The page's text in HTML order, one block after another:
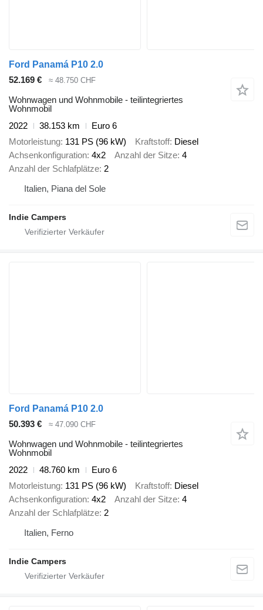
Ford Panamá P10 2.0
52.169 €
≈ 48.750 CHF
Wohnwagen und Wohnmobile - teilintegriertes
Wohnmobil
2022
38.153 km
Euro 6
Motorleistung 131 PS (96 kW) Kraftstoff Diesel
Achsenkonfiguration 4x2 Anzahl der Sitze 4
Anzahl der Schlafplätze 2
Italien, Piana del Sole
Indie Campers
Ford Panamá P10 2.0
50.393 €
≈ 47.090 CHF
Wohnwagen und Wohnmobile - teilintegriertes
Wohnmobil
2022
48.760 km
Euro 6
Motorleistung 131 PS (96 kW) Kraftstoff Diesel
Achsenkonfiguration 4x2 Anzahl der Sitze 4
Anzahl der Schlafplätze 2
Italien, Ferno
Indie Campers